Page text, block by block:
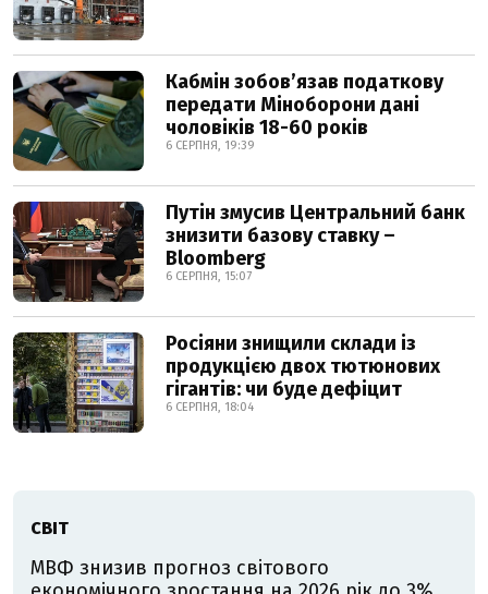
Кабмін зобовʼязав податкову
передати Міноборони дані
чоловіків 18-60 років
6 СЕРПНЯ, 19:39
Путін змусив Центральний банк
знизити базову ставку –
Bloomberg
6 СЕРПНЯ, 15:07
Росіяни знищили склади із
продукцією двох тютюнових
гігантів: чи буде дефіцит
6 СЕРПНЯ, 18:04
СВІТ
МВФ знизив прогноз світового